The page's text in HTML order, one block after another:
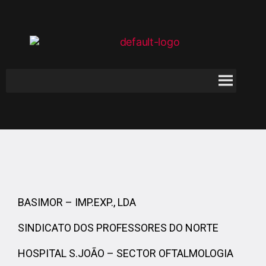
BASIMOR – IMP.EXP., LDA
SINDICATO DOS PROFESSORES DO NORTE
HOSPITAL S.JOÃO – SECTOR OFTALMOLOGIA